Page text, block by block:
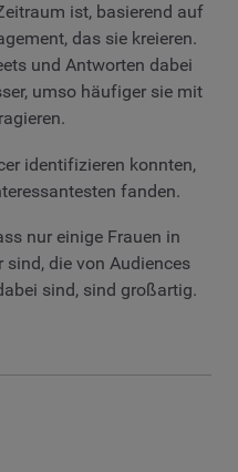
ist, basierend auf
das sie kreieren.
und Antworten dabei
umso häufiger sie mit
identifizieren konnten,
fanden.
nur einige Frauen in
sind, die von Audiences
sind, sind großartig.